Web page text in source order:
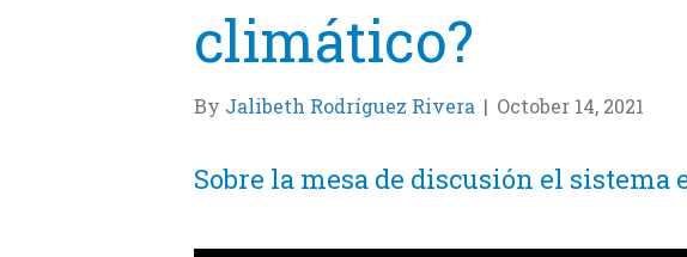
climático?
By Jalibeth Rodríguez Rivera | October 14, 2021
Sobre la mesa de discusión el